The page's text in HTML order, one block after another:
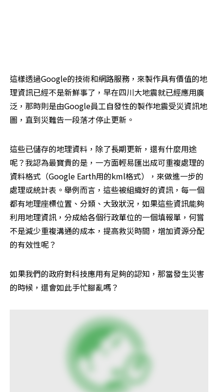
這樣透過Google的技術和網路服務，來製作具有價值的地
理資訊已經不是新鮮事了，早在四川大地震就已經應用廣
泛，那時則是由Google員工自發性的製作地震受災資訊地
圖，直到災難告一段落才停止更新。
這些已儲存的地理資料，除了長期更新，還有什麼用途
呢？我認為最寶貴的是，一方面輕易匯出成可重複處理的
資料格式（Google Earth用的kml格式），來做進一步的
處理或統計表。舉例而言，這些被組織好的資訊，每一個
都有地理座標位置、分類、大致狀況，如果這些資訊能夠
利用地理資訊，分成給各個行政單位的一個填報單，何嘗
不是減少重複溝通的成本，提高救災時間，增加資源分配
的有效性呢？
如果我們的政府對科技應用有足夠的認知，那當發生災害
的時候，還會如此手忙腳亂嗎？